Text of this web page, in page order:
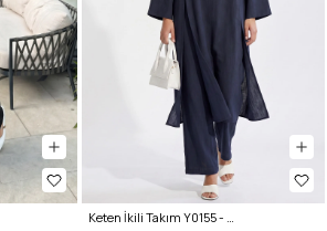
Keten İkili Takım Y0155 - LACİVERT